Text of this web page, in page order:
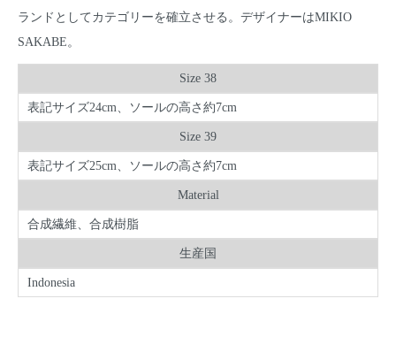
ランドとしてカテゴリーを確立させる。デザイナーはMIKIO
SAKABE。
Size 38
表記サイズ24cm、ソールの高さ約7cm
Size 39
表記サイズ25cm、ソールの高さ約7cm
Material
合成繊維、合成樹脂
生産国
Indonesia